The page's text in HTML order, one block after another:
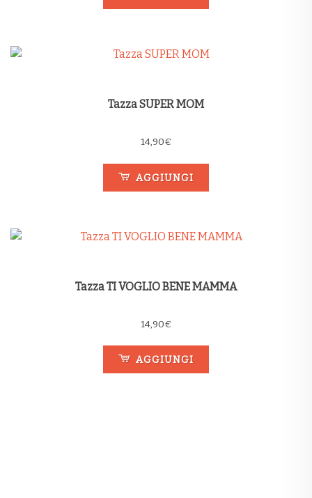
Tazza SUPER MOM
14,90€
AGGIUNGI
Tazza TI VOGLIO BENE MAMMA
14,90€
AGGIUNGI